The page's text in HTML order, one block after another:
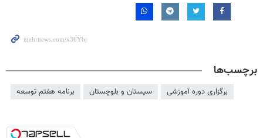
برچسب‌ها
برگزاری دوره آموزشی سیستان و بلوچستان برنامه هفتم توسعه